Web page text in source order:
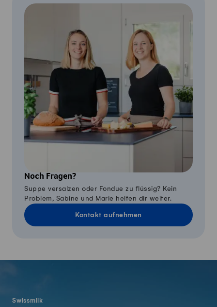
Noch Fragen?
Suppe versalzen oder Fondue zu flüssig? Kein
Problem, Sabine und Marie helfen dir weiter.
Kontakt aufnehmen
Swissmilk